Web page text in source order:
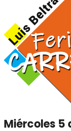
Miércoles 5